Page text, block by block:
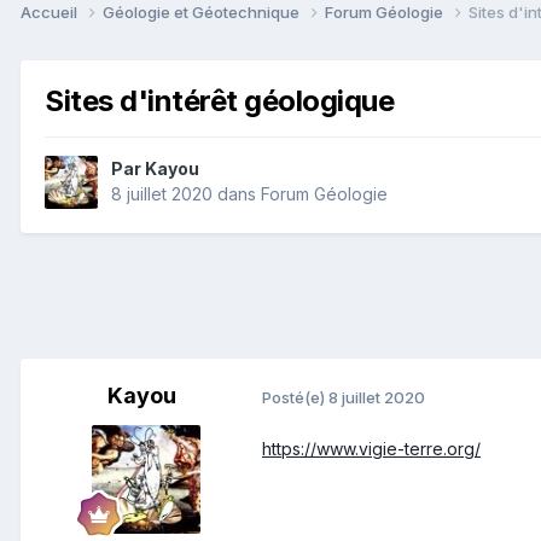
Accueil Géologie et Géotechnique Forum Géologie Sites
Sites d'intérêt géologique
Par Kayou
8 juillet 2020 dans Forum Géologie
Kayou Posté(e) 8 juillet 2020
https://www.vigie-terre.org/